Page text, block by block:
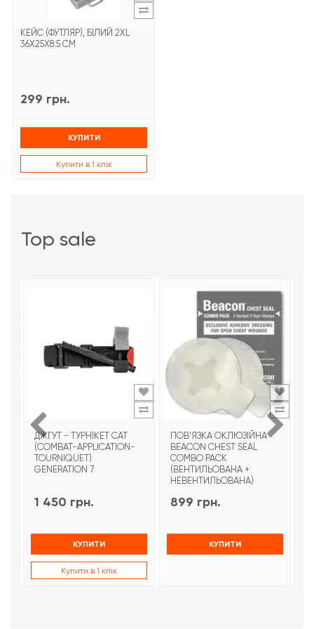
КЕЙС (ФУТЛЯР), БІЛИЙ 2XL
36X25X8.5 СМ
299 грн.
КУПИТИ
Купити в 1 клік
top sale
ДЖГУТ - ТУРНІКЕТ CAT
(COMBAT-APPLICATION-
TOURNIQUET)
GENERATION 7
1 450 грн.
КУПИТИ
Купити в 1 клік
ПОВ'ЯЗКА ОКЛЮЗІЙНА
BEACON CHEST SEAL
COMBO PACK
(ВЕНТИЛЬОВАНА +
НЕВЕНТИЛЬОВАНА)
899 грн.
КУПИТИ